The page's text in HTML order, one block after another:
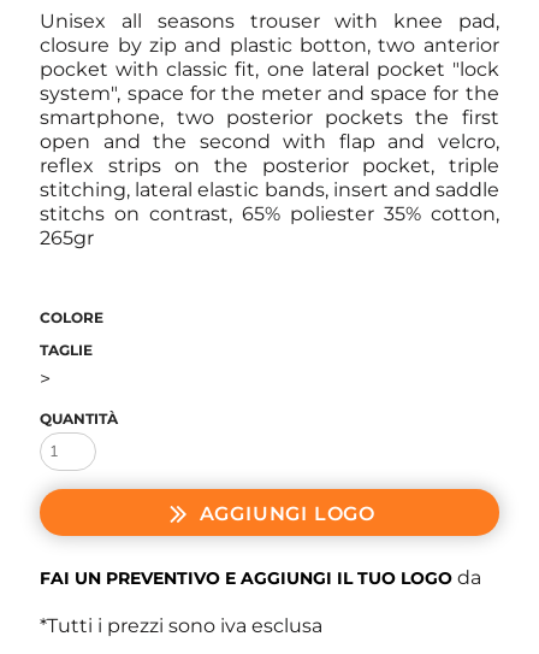
Unisex all seasons trouser with knee pad,
closure by zip and plastic botton, two anterior
pocket with classic fit, one lateral pocket "lock
system", space for the meter and space for the
smartphone, two posterior pockets the first
open and the second with flap and velcro,
reflex strips on the posterior pocket, triple
stitching, lateral elastic bands, insert and saddle
stitchs on contrast, 65% poliester 35% cotton,
265gr
COLORE
TAGLIE
>
QUANTITÀ
AGGIUNGI LOGO
FAI UN PREVENTIVO E AGGIUNGI IL TUO LOGO da
*Tutti i prezzi sono iva esclusa